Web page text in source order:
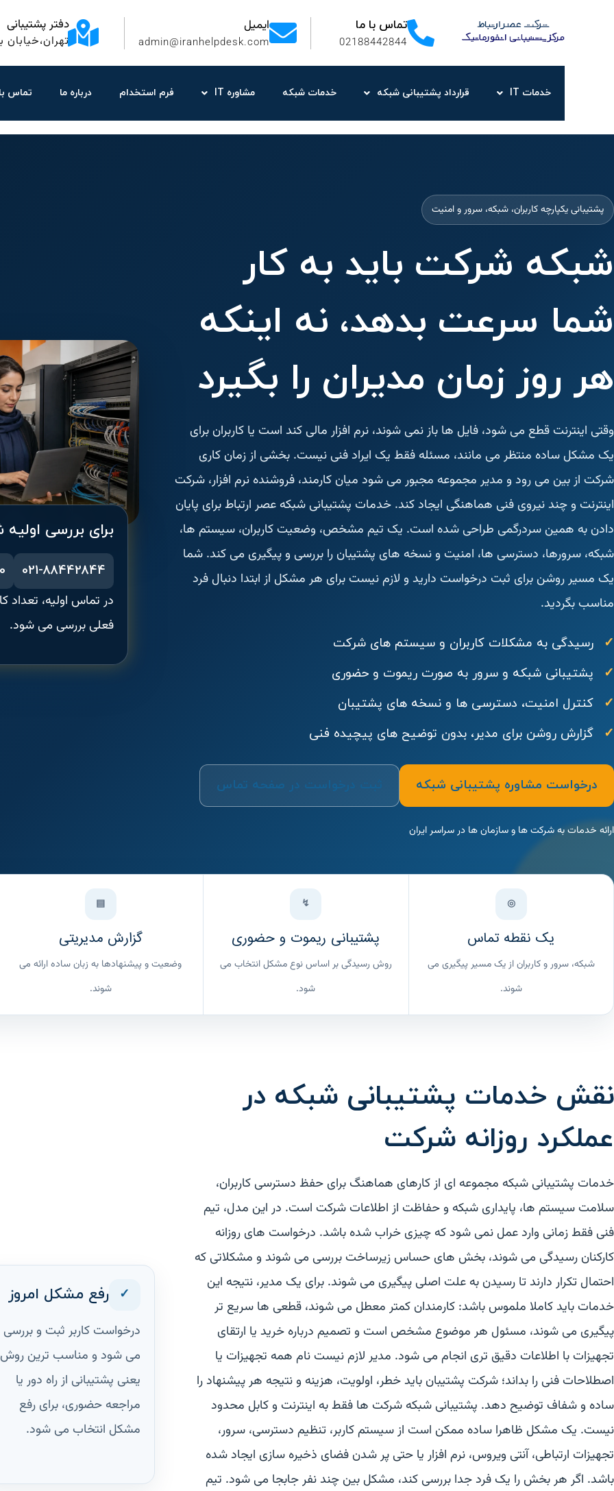
تماس با ما
02188442844
ایمیل
admin@iranhelpdesk.com
دفتر پشتیبانی
تهران،خیابان
خدمات IT قرارداد پشتیبانی شبکه خدمات شبکه مشاوره IT فرم استخدام درباره ما تماس
پشتیبانی یکپارچه کاربران، شبکه، سرور و امنیت
شبکه شرکت باید به کار
شما سرعت بدهد، نه اینکه
هر روز زمان مدیران را بگیرد
وقتی اینترنت قطع می شود، فایل ها باز نمی شوند، نرم افزار مالی کند است یا کاربران برای
یک مشکل ساده منتظر می مانند، مسئله فقط یک ایراد فنی نیست. بخشی از زمان کاری
شرکت از بین می رود و مدیر مجموعه مجبور می شود میان کارمند، فروشنده نرم افزار، شرکت
اینترنت و چند نیروی فنی هماهنگی ایجاد کند. خدمات پشتیبانی شبکه عصر ارتباط برای پایان
دادن به همین سردرگمی طراحی شده است. یک تیم مشخص، وضعیت کاربران، سیستم ها،
شبکه، سرورها، دسترسی ها، امنیت و نسخه های پشتیبان را بررسی و پیگیری می کند. شما
یک مسیر روشن برای ثبت درخواست دارید و لازم نیست برای هر مشکل از ابتدا دنبال فرد
مناسب بگردید.
رسیدگی به مشکلات کاربران و سیستم های شرکت
پشتیبانی شبکه و سرور به صورت ریموت و حضوری
کنترل امنیت، دسترسی ها و نسخه های پشتیبان
گزارش روشن برای مدیر، بدون توضیح های پیچیده فنی
درخواست مشاوره پشتیبانی شبکه ثبت درخواست در صفحه تماس
ارائه خدمات به شرکت ها و سازمان ها در سراسر ایران
برای بررسی
021-88442844
در تماس اولیه،
فعلی بررسی می شود.
◎
یک نقطه تماس
شبکه، سرور و کاربران از یک مسیر پیگیری می
شوند.
↯
پشتیبانی ریموت و حضوری
روش رسیدگی بر اساس نوع مشکل انتخاب می
شود.
▤
گزارش مدیریتی
وضعیت و پیشنهادها به زبان ساده ارائه می
شوند.
نقش خدمات پشتیبانی شبکه در
عملکرد روزانه شرکت
خدمات پشتیبانی شبکه مجموعه ای از کارهای هماهنگ برای حفظ دسترسی کاربران،
سلامت سیستم ها، پایداری شبکه و حفاظت از اطلاعات شرکت است. در این مدل، تیم
فنی فقط زمانی وارد عمل نمی شود که چیزی خراب شده باشد. درخواست های روزانه
کارکنان رسیدگی می شوند، بخش های حساس زیرساخت بررسی می شوند و مشکلاتی که
احتمال تکرار دارند تا رسیدن به علت اصلی پیگیری می شوند. برای یک مدیر، نتیجه این
خدمات باید کاملا ملموس باشد: کارمندان کمتر معطل می شوند، قطعی ها سریع تر
پیگیری می شوند، مسئول هر موضوع مشخص است و تصمیم درباره خرید یا ارتقای
تجهیزات با اطلاعات دقیق تری انجام می شود. مدیر لازم نیست نام همه تجهیزات یا
اصطلاحات فنی را بداند؛ شرکت پشتیبان باید خطر، اولویت، هزینه و نتیجه هر پیشنهاد را
ساده و شفاف توضیح دهد. پشتیبانی شبکه شرکت ها فقط به اینترنت و کابل محدود
نیست. یک مشکل ظاهرا ساده ممکن است از سیستم کاربر، تنظیم دسترسی، سرور،
تجهیزات ارتباطی، آنتی ویروس، نرم افزار یا حتی پر شدن فضای ذخیره سازی ایجاد شده
باشد. اگر هر بخش را یک فرد جدا بررسی کند، مشکل بین چند نفر جابجا می شود. تیم
✓ رفع مشکل امروز
درخواست کاربر ثبت و بررسی
می شود و مناسب ترین
یعنی پشتیبانی از راه دور یا
مراجعه حضوری، برای رفع
مشکل انتخاب می شود.